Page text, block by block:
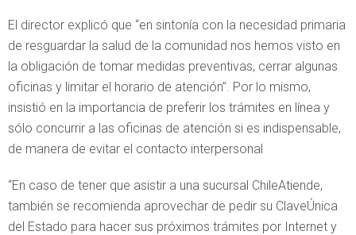
El director explicó que “en sintonía con la necesidad primaria
de resguardar la salud de la comunidad nos hemos visto en
la obligación de tomar medidas preventivas, cerrar algunas
oficinas y limitar el horario de atención”. Por lo mismo,
insistió en la importancia de preferir los trámites en línea y
sólo concurrir a las oficinas de atención si es indispensable,
de manera de evitar el contacto interpersonal
“En caso de tener que asistir a una sucursal ChileAtiende,
también se recomienda aprovechar de pedir su ClaveÚnica
del Estado para hacer sus próximos trámites por Internet y